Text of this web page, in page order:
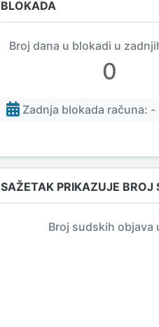
BLOKADA
Broj dana u blokadi u
0
Zadnja blokada računa: -
SAŽETAK PRIKAZUJE BROJ
Broj sudskih objava